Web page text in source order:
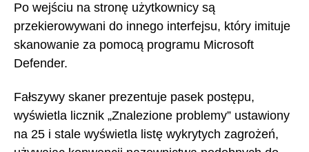
Po wejściu na stronę użytkownicy są
przekierowywani do innego interfejsu, który imituje
skanowanie za pomocą programu Microsoft
Defender.
Fałszywy skaner prezentuje pasek postępu,
wyświetla licznik „Znalezione problemy” ustawiony
na 25 i stale wyświetla listę wykrytych zagrożeń,